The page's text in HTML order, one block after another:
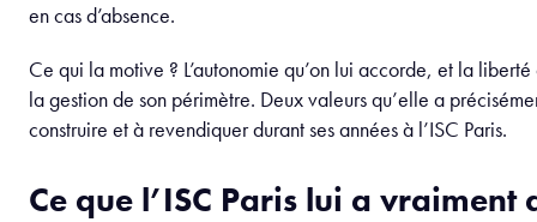
en cas d’absence.
Ce qui la motive ? L’autonomie qu’on lui accorde, et la liberté
la gestion de son périmètre. Deux valeurs qu’elle a
construire et à revendiquer durant ses années à l’ISC Paris.
Ce que l’ISC Paris lui a vraiment